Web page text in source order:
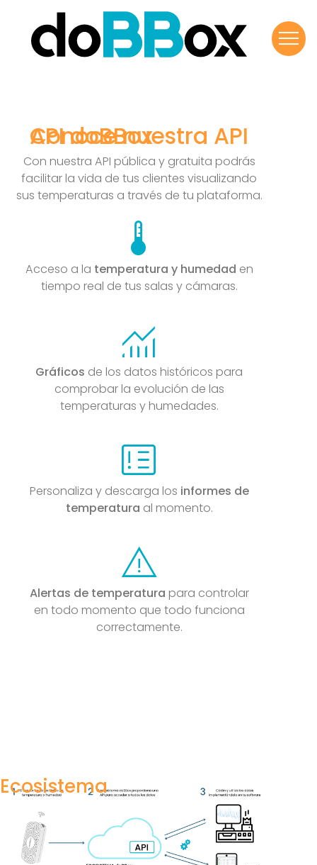
Despl
azars
e
API doBBox
Con nuestra API pública y gratuita podrás
facilitar la vida de tus clientes visualizando
sus temperaturas a través de tu plataforma.
device_thermostat
Acceso a la temperatura y humedad en
tiempo real de tus salas y cámaras.
monitoring
Gráficos de los datos históricos para
comprobar la evolución de las
temperaturas y humedades.
breaking_news
Personaliza y descarga los informes de
temperatura al momento.
warning
Alertas de temperatura para controlar
en todo momento que todo funciona
correctamente.
Ecosistema